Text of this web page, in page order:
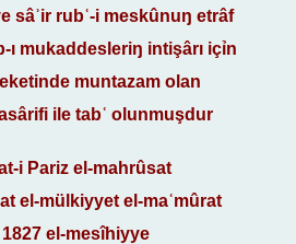
sâʾir rubʿ-i meskûnuŋ etrâf
ı mukaddesleriŋ intişârı içỉn
muntazam olan
ile tabʿ olunmuşdur
i Pariz el-mahrûsat
el-mülkiyyet el-maʿmûrat
el-mesîhiyye